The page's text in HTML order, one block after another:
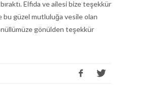
Elfida ve ailesi bize teşekkür
bu güzel mutluluğa vesile olan
gönülden teşekkür